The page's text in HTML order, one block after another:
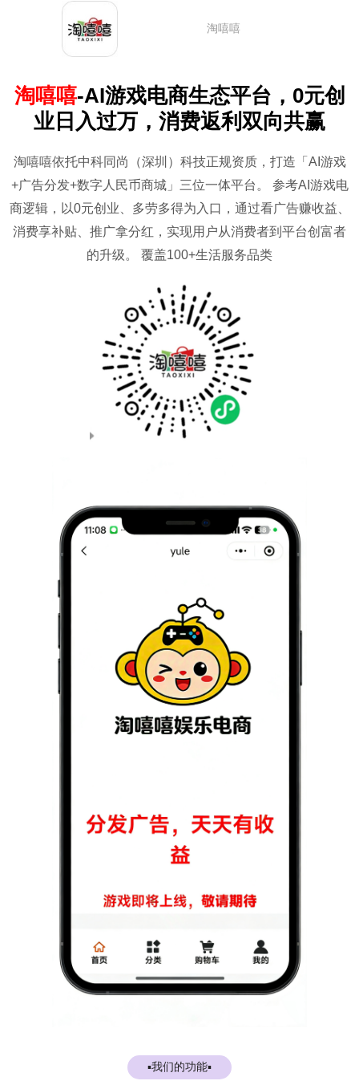
淘嘻嘻依托中科同尚（深圳）科技正规资质，打造「AI游戏
+广告分发+数字人民币商城」三位一体平台。 参考AI游戏电
商逻辑，以0元创业、多劳多得为入口，通过看广告赚收益、
消费享补贴、推广拿分红，实现用户从消费者到平台创富者
的升级。 覆盖100+生活服务品类
淘嘻嘻-AI游戏电商生态平台，0元创
业日入过万，消费返利双向共赢
淘嘻嘻
▪我们的功能▪